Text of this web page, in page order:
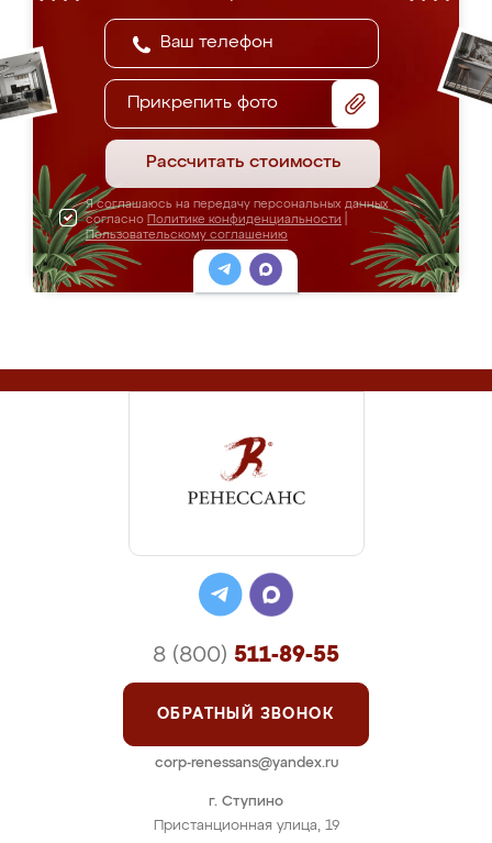
Прикрепить фото
Рассчитать стоимость
Я соглашаюсь на передачу персональных данных
согласно Политике конфиденциальности
Пользовательскому соглашению
г. Ступино
Пристанционная улица, 19
8 (800) 511-89-55
ОБРАТНЫЙ ЗВОНОК
corp-renessans@yandex.ru